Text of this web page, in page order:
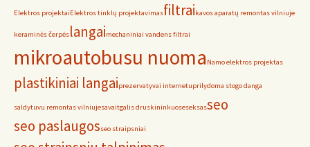
Elektros projektaiElektros tinklų projektavimasfiltraikavos aparatų remontas vilniuje
keraminės čerpėslangaimechaniniai vandens filtrai
mikroautobusu nuoma Namo elektros projektas
plastikiniai langaiprezervatyvai internetuprilydoma stogo danga
saldytuvu remontas vilniujesavaitgalis druskininkuoseseksasseo
seo paslaugosseo straipsniai